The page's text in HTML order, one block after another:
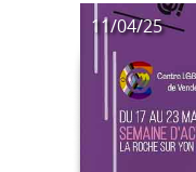
11/04/25